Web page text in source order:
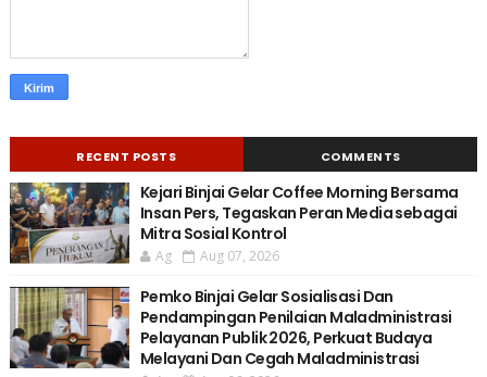
RECENT POSTS COMMENTS
Kejari Binjai Gelar Coffee Morning Bersama
Insan Pers, Tegaskan Peran Media sebagai
Mitra Sosial Kontrol
Ag Aug 07, 2026
Pemko Binjai Gelar Sosialisasi Dan
Pendampingan Penilaian Maladministrasi
Pelayanan Publik 2026, Perkuat Budaya
Melayani Dan Cegah Maladministrasi